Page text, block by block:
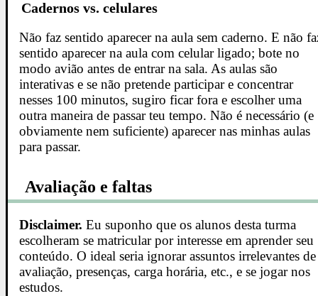
Cadernos vs. celulares
Não faz sentido aparecer na aula sem caderno. E não
sentido aparecer na aula com celular ligado; bote no
modo avião antes de entrar na sala. As aulas são
interativas e se não pretende participar e concentrar
nesses 100 minutos, sugiro ficar fora e escolher uma
outra maneira de passar teu tempo. Não é necessário (e
obviamente nem suficiente) aparecer nas minhas aulas
para passar.
Avaliação e faltas
Disclaimer. Eu suponho que os alunos desta turma
escolheram se matricular por interesse em aprender seu
conteúdo. O ideal seria ignorar assuntos irrelevantes de
avaliação, presenças, carga horária, etc., e se jogar nos
estudos.